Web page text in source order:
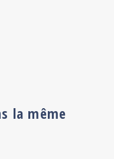
la même